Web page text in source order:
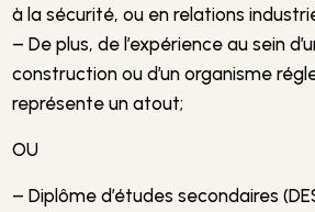
à la sécurité, ou en relations
– De plus, de l’expérience au sein
construction ou d’un organisme
représente un atout;
OU
– Diplôme d’études secondaires